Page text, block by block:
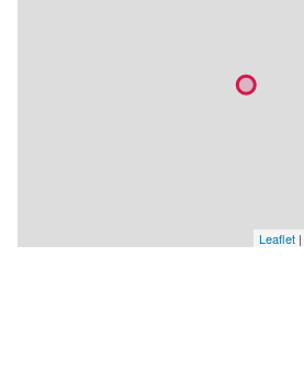
Leaflet |